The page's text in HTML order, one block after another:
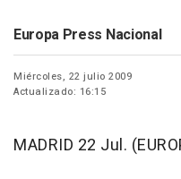
Europa Press Nacional
Miércoles, 22 julio 2009
Actualizado: 16:15
MADRID 22 Jul.